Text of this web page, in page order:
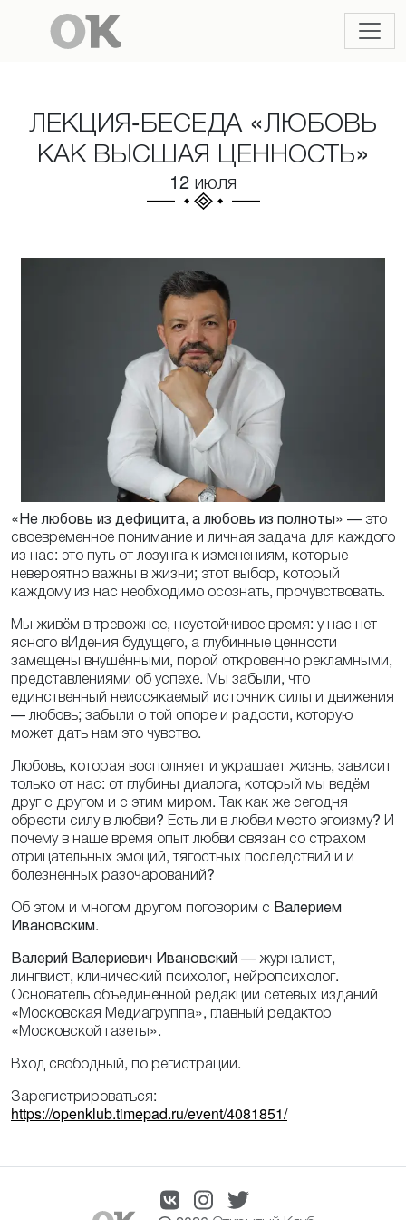
ЛЕКЦИЯ-БЕСЕДА «ЛЮБОВЬ
КАК ВЫСШАЯ ЦЕННОСТЬ»
12 июля
«Не любовь из дефицита, а любовь из полноты» — это
своевременное понимание и личная задача для каждого
из нас: это путь от лозунга к изменениям, которые
невероятно важны в жизни; этот выбор, который
каждому из нас необходимо осознать, прочувствовать.
Мы живём в тревожное, неустойчивое время: у нас нет
ясного вИдения будущего, а глубинные ценности
замещены внушёнными, порой откровенно рекламными,
представлениями об успехе. Мы забыли, что
единственный неиссякаемый источник силы и движения
— любовь; забыли о той опоре и радости, которую
может дать нам это чувство.
Любовь, которая восполняет и украшает жизнь, зависит
только от нас: от глубины диалога, который мы ведём
друг с другом и с этим миром. Так как же сегодня
обрести силу в любви? Есть ли в любви место эгоизму? И
почему в наше время опыт любви связан со страхом
отрицательных эмоций, тягостных последствий и и
болезненных разочарований?
Об этом и многом другом поговорим с Валерием
Ивановским.
Валерий Валериевич Ивановский — журналист,
лингвист, клинический психолог, нейропсихолог.
Основатель объединенной редакции сетевых изданий
«Московская Медиагруппа», главный редактор
«Московской газеты».
Вход свободный, по регистрации.
Зарегистрироваться:
https://openklub.timepad.ru/event/4081851/